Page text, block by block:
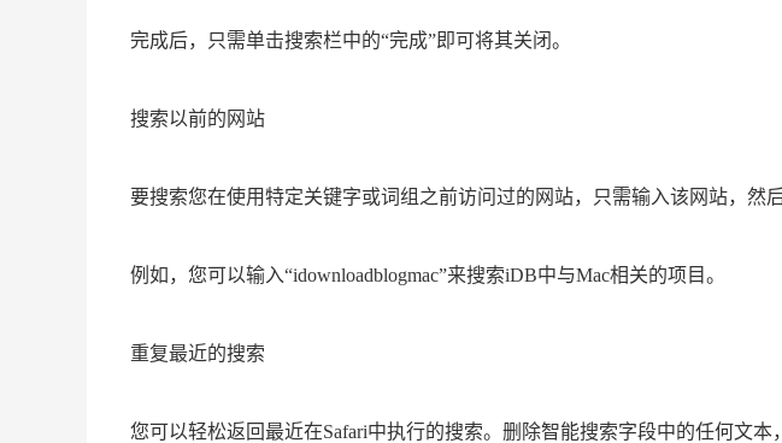
完成后，只需单击搜索栏中的“完成”即可将其关闭。
搜索以前的网站
要搜索您在使用特定关键字或词组之前访问过的网站，只需输入该网站，然
例如，您可以输入“idownloadblogmac”来搜索iDB中与Mac相关的项目。
重复最近的搜索
您可以轻松返回最近在Safari中执行的搜索。删除智能搜索字段中的任何文